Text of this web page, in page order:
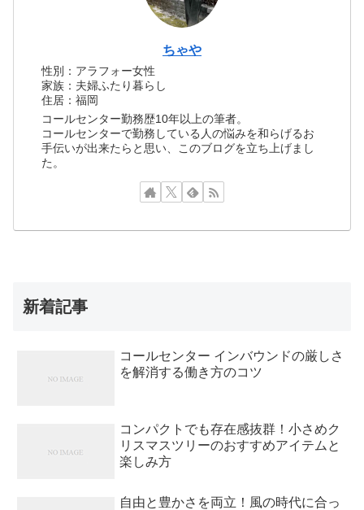
ちゃや
性別：アラフォー女性
家族：夫婦ふたり暮らし
住居：福岡
コールセンター勤務歴10年以上の筆者。
コールセンターで勤務している人の悩みを和らげるお
手伝いが出来たらと思い、このブログを立ち上げまし
た。
新着記事
コールセンター インバウンドの厳しさ
を解消する働き方のコツ
コンパクトでも存在感抜群！小さめク
リスマスツリーのおすすめアイテムと
楽しみ方
自由と豊かさを両立！風の時代に合っ